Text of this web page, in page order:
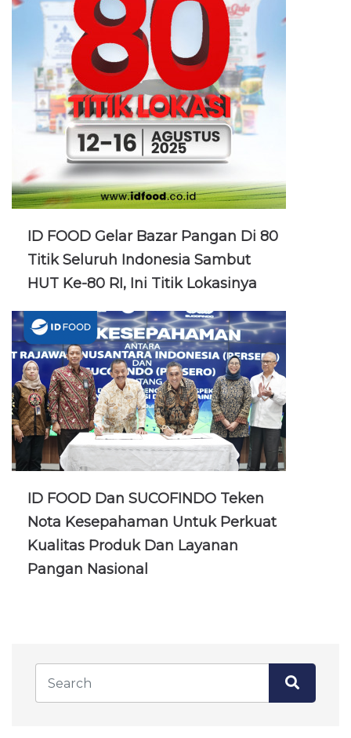
ID FOOD Gelar Bazar Pangan Di 80
Titik Seluruh Indonesia Sambut
HUT Ke-80 RI, Ini Titik Lokasinya
ID FOOD Dan SUCOFINDO Teken
Nota Kesepahaman Untuk Perkuat
Kualitas Produk Dan Layanan
Pangan Nasional